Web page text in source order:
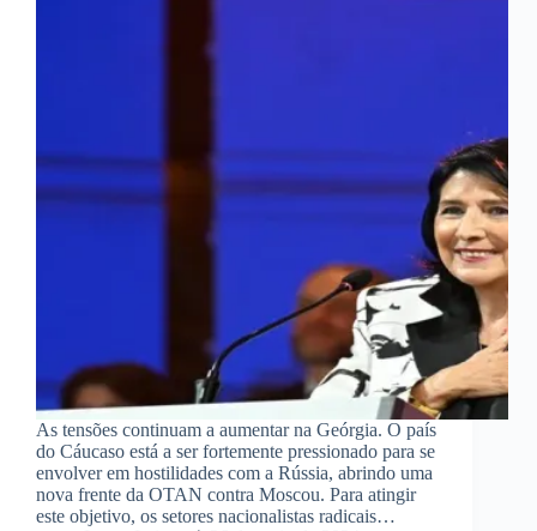
As tensões continuam a aumentar na Geórgia. O país
do Cáucaso está a ser fortemente pressionado para se
envolver em hostilidades com a Rússia, abrindo uma
nova frente da OTAN contra Moscou. Para atingir
este objetivo, os setores nacionalistas radicais…